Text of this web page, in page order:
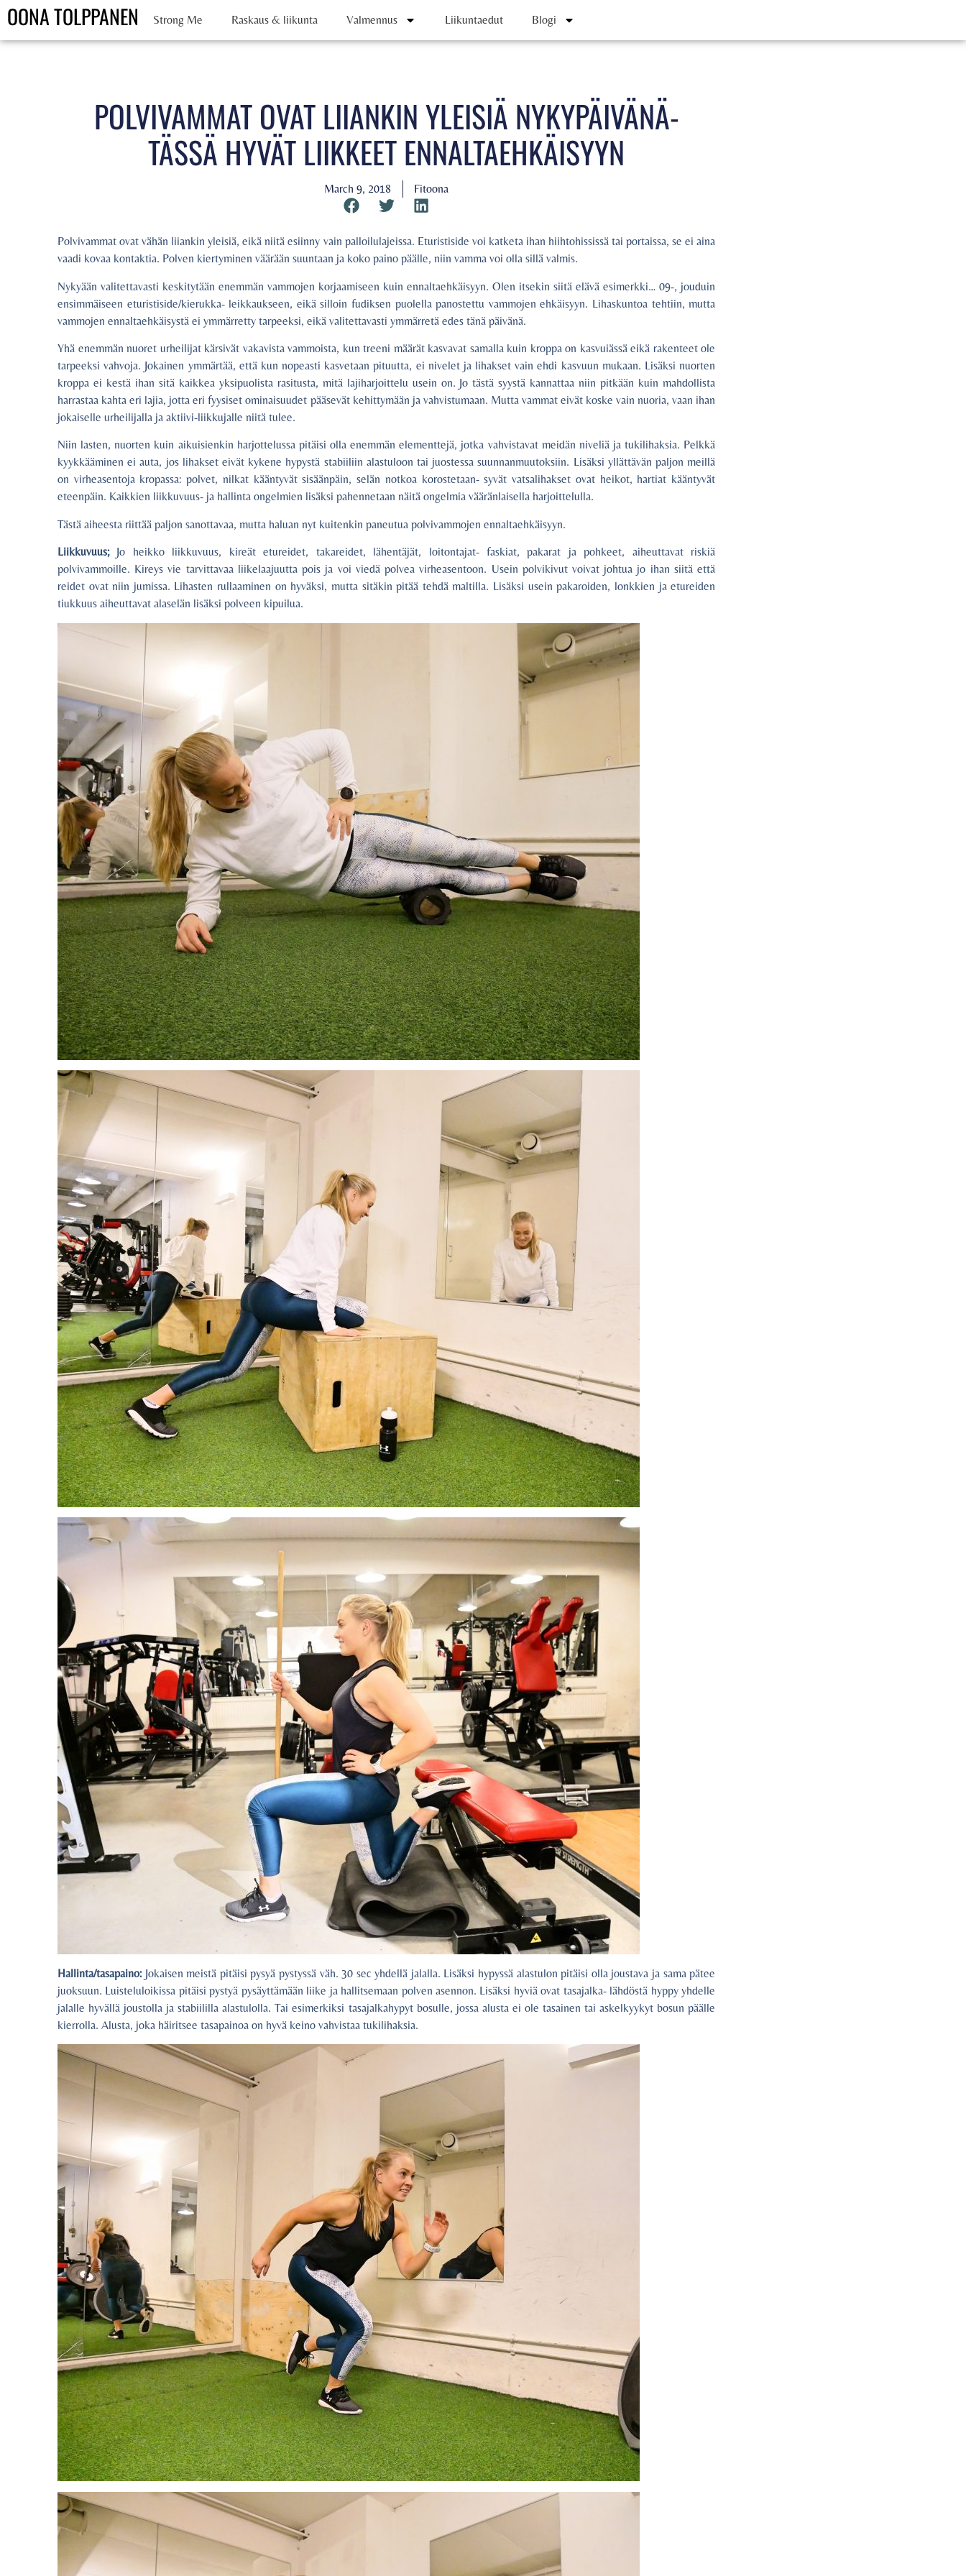
OONA TOLPPANEN Strong Me Raskaus & liikunta Valmennus Liikuntaedut Blogi
POLVIVAMMAT OVAT LIIANKIN YLEISIÄ NYKYPÄIVÄNÄ-
TÄSSÄ HYVÄT LIIKKEET ENNALTAEHKÄISYYN
March 9, 2018 Fitoona
Polvivammat ovat vähän liiankin yleisiä, eikä niitä esiinny vain palloilulajeissa. Eturistiside voi katketa ihan hiihtohississä tai portaissa, se ei aina
vaadi kovaa kontaktia. Polven kiertyminen väärään suuntaan ja koko paino päälle, niin vamma voi olla sillä valmis.
Nykyään valitettavasti keskitytään enemmän vammojen korjaamiseen kuin ennaltaehkäisyyn. Olen itsekin siitä elävä esimerkki… 09-, jouduin
ensimmäiseen eturistiside/kierukka- leikkaukseen, eikä silloin fudiksen puolella panostettu vammojen ehkäisyyn. Lihaskuntoa tehtiin, mutta
vammojen ennaltaehkäisystä ei ymmärretty tarpeeksi, eikä valitettavasti ymmärretä edes tänä päivänä.
Yhä enemmän nuoret urheilijat kärsivät vakavista vammoista, kun treeni määrät kasvavat samalla kuin kroppa on kasvuiässä eikä rakenteet ole
tarpeeksi vahvoja. Jokainen ymmärtää, että kun nopeasti kasvetaan pituutta, ei nivelet ja lihakset vain ehdi kasvuun mukaan. Lisäksi nuorten
kroppa ei kestä ihan sitä kaikkea yksipuolista rasitusta, mitä lajiharjoittelu usein on. Jo tästä syystä kannattaa niin pitkään kuin mahdollista
harrastaa kahta eri lajia, jotta eri fyysiset ominaisuudet pääsevät kehittymään ja vahvistumaan. Mutta vammat eivät koske vain nuoria, vaan ihan
jokaiselle urheilijalla ja aktiivi-liikkujalle niitä tulee.
Niin lasten, nuorten kuin aikuisienkin harjottelussa pitäisi olla enemmän elementtejä, jotka vahvistavat meidän niveliä ja tukilihaksia. Pelkkä
kyykkääminen ei auta, jos lihakset eivät kykene hypystä stabiiliin alastuloon tai juostessa suunnanmuutoksiin. Lisäksi yllättävän paljon meillä
on virheasentoja kropassa: polvet, nilkat kääntyvät sisäänpäin, selän notkoa korostetaan- syvät vatsalihakset ovat heikot, hartiat kääntyvät
eteenpäin. Kaikkien liikkuvuus- ja hallinta ongelmien lisäksi pahennetaan näitä ongelmia vääränlaisella harjoittelulla.
Tästä aiheesta riittää paljon sanottavaa, mutta haluan nyt kuitenkin paneutua polvivammojen ennaltaehkäisyyn.
Liikkuvuus;Jo heikko liikkuvuus, kireät etureidet, takareidet, lähentäjät, loitontajat- faskiat, pakarat ja pohkeet, aiheuttavat riskiä
polvivammoille. Kireys vie tarvittavaa liikelaajuutta pois ja voi viedä polvea virheasentoon. Usein polvikivut voivat johtua jo ihan siitä että
reidet ovat niin jumissa. Lihasten rullaaminen on hyväksi, mutta sitäkin pitää tehdä maltilla. Lisäksi usein pakaroiden, lonkkien ja etureiden
tiukkuus aiheuttavat alaselän lisäksi polveen kipuilua.
Hallinta/tasapaino:Jokaisen meistä pitäisi pysyä pystyssä väh. 30 sec yhdellä jalalla. Lisäksi hypyssä alastulon pitäisi olla joustava ja sama pätee
juoksuun. Luisteluloikissa pitäisi pystyä pysäyttämään liike ja hallitsemaan polven asennon. Lisäksi hyviä ovat tasajalka- lähdöstä hyppy yhdelle
jalalle hyvällä joustolla ja stabiililla alastulolla. Tai esimerkiksi tasajalkahypyt bosulle, jossa alusta ei ole tasainen tai askelkyykyt bosun päälle
kierrolla. Alusta, joka häiritsee tasapainoa on hyvä keino vahvistaa tukilihaksia.